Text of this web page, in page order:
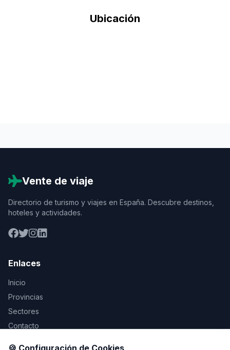
Ubicación
Vente de viaje
Directorio de turismo y viajes en España. Descubre destinos,
hoteles y actividades.
Enlaces
Inicio
Provincias
Sectores
Contacto
🍪 Configuración de Cookies